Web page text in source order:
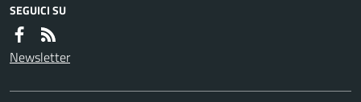
SEGUICI SU
Newsletter